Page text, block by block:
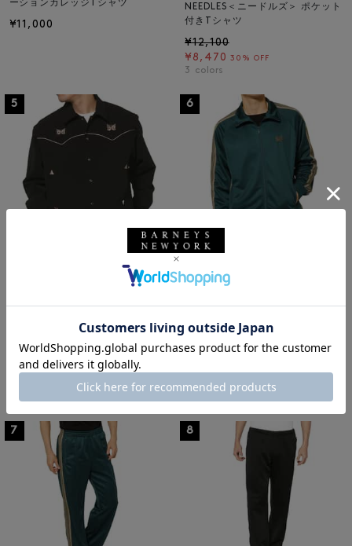
ーションカレッジTシャツ
¥11,000
NEEDLES＜ニードルズ＞ ポケット
付きTシャツ
¥12,100
¥8,470 30% OFF
3 colors
5
NEEDLES＜ニードルズ＞ カウボー
イシャツジャケット
¥39,600
30% OFF
6
SALE
NEEDLES＜ニードルズ＞ トラック
ジャケット
¥28,600
¥20,020 30% OFF
7 8